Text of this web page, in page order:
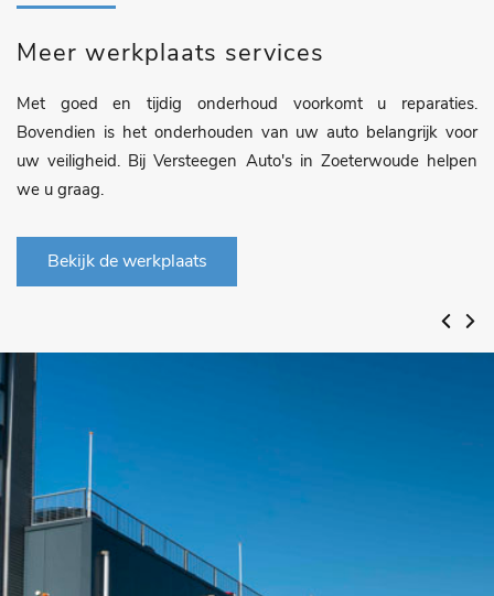
Meer werkplaats services
Met goed en tijdig onderhoud voorkomt u reparaties.
Bovendien is het onderhouden van uw auto belangrijk voor
uw veiligheid. Bij Versteegen Auto's in Zoeterwoude helpen
we u graag.
Bekijk de werkplaats